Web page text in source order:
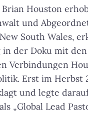
Houston
und
South Wales,
der Doku mit den
Verbindungen
Erst im Herbst
und legte
„Global Lead